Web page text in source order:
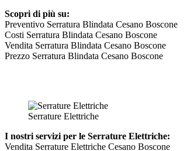
Scopri di più su:
Preventivo Serratura Blindata Cesano Boscone
Costi Serratura Blindata Cesano Boscone
Vendita Serratura Blindata Cesano Boscone
Prezzo Serratura Blindata Cesano Boscone
Serrature Elettriche
I nostri servizi per le Serrature Elettriche:
Vendita Serrature Elettriche Cesano Boscone